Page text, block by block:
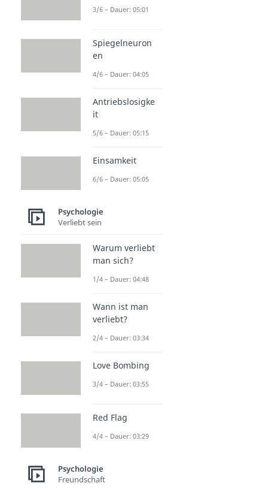
3/6 – Dauer: 05:01
Spiegelneuron
en
4/6 – Dauer: 04:05
Antriebslosigke
it
5/6 – Dauer: 05:15
Einsamkeit
6/6 – Dauer: 05:05
Psychologie
Verliebt sein
Warum verliebt
man sich?
1/4 – Dauer: 04:48
Wann ist man
verliebt?
2/4 – Dauer: 03:34
Love Bombing
3/4 – Dauer: 03:55
Red Flag
4/4 – Dauer: 03:29
Psychologie
Freundschaft